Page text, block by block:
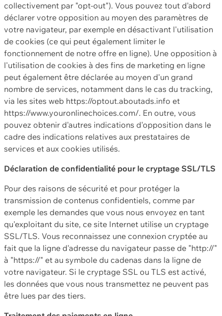
collectivement par "opt-out"). Vous pouvez tout d'abord
déclarer votre opposition au moyen des paramètres de
votre navigateur, par exemple en désactivant l'utilisation
de cookies (ce qui peut également limiter le
fonctionnement de notre offre en ligne). Une opposition à
l'utilisation de cookies à des fins de marketing en ligne
peut également être déclarée au moyen d'un grand
nombre de services, notamment dans le cas du tracking,
via les sites web https://optout.aboutads.info et
https://www.youronlinechoices.com/. En outre, vous
pouvez obtenir d'autres indications d'opposition dans le
cadre des indications relatives aux prestataires de
services et aux cookies utilisés.
Déclaration de confidentialité pour le cryptage SSL/TLS
Pour des raisons de sécurité et pour protéger la
transmission de contenus confidentiels, comme par
exemple les demandes que vous nous envoyez en tant
qu'exploitant du site, ce site Internet utilise un cryptage
SSL/TLS. Vous reconnaissez une connexion cryptée au
fait que la ligne d'adresse du navigateur passe de "http://"
à "https://" et au symbole du cadenas dans la ligne de
votre navigateur. Si le cryptage SSL ou TLS est activé,
les données que vous nous transmettez ne peuvent pas
être lues par des tiers.